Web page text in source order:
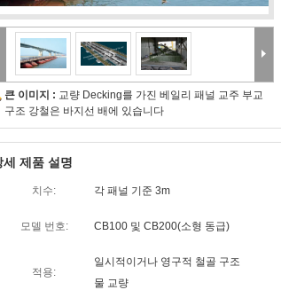
큰 이미지 : 교량 Decking를 가진 베일리 패널 교주 부교
구조 강철은 바지선 배에 있습니다
세 제품 설명
치수: 각 패널 기준 3m
모델 번호: CB100 및 CB200(소형 동급)
적용:
일시적이거나 영구적 철골 구조
물 교량